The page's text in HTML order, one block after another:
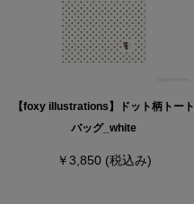
【foxy illustrations】ドット柄トート
バッグ_white
￥3,850 (税込み)